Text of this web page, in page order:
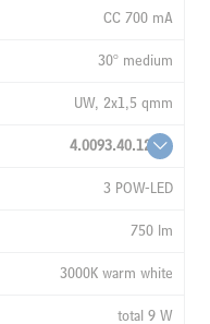
CC 700 mA
30° medium
UW, 2x1,5 qmm
4.0093.40.12
3 POW-LED
750 lm
3000K warm white
total 9 W